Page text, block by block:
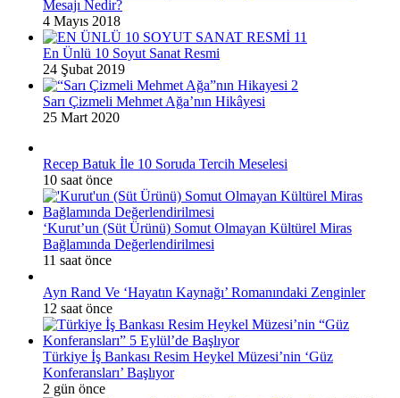
Mesajı Nedir?
4 Mayıs 2018
En Ünlü 10 Soyut Sanat Resmi
24 Şubat 2019
Sarı Çizmeli Mehmet Ağa’nın Hikâyesi
25 Mart 2020
Recep Batuk İle 10 Soruda Tercih Meselesi
10 saat önce
‘Kurut’un (Süt Ürünü) Somut Olmayan Kültürel Miras
Bağlamında Değerlendirilmesi
11 saat önce
Ayn Rand Ve ‘Hayatın Kaynağı’ Romanındaki Zenginler
12 saat önce
Türkiye İş Bankası Resim Heykel Müzesi’nin ‘Güz
Konferansları’ Başlıyor
2 gün önce